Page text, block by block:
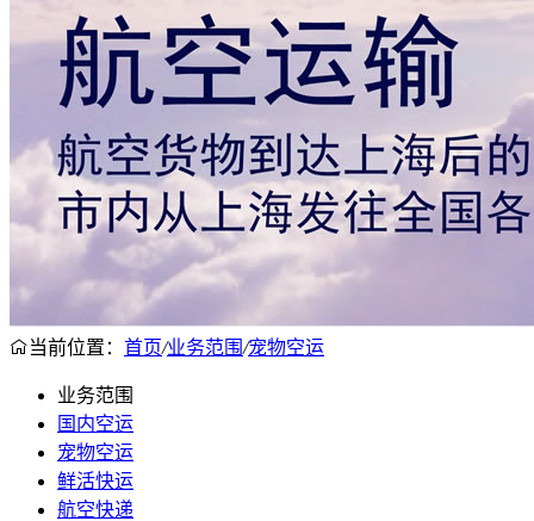
当前位置： 首页/业务范围/宠物空运
业务范围
国内空运
宠物空运
鲜活快运
航空快递